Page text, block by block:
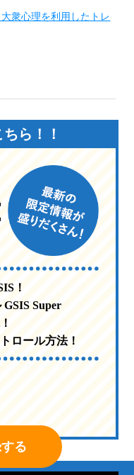
衆心理を利用したトレ
ら！！
！
Super
ロール方法！
る